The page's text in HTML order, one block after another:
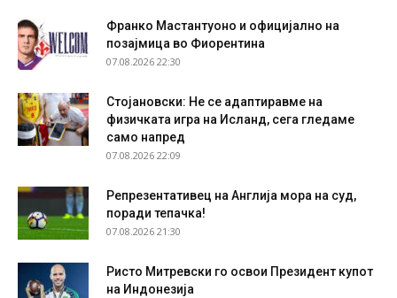
Франко Мастантуоно и официјално на
позајмица во Фиорентина
07.08.2026 22:30
Стојановски: Не се адаптиравме на
физичката игра на Исланд, сега гледаме
само напред
07.08.2026 22:09
Репрезентативец на Англија мора на суд,
поради тепачка!
07.08.2026 21:30
Ристо Митревски го освои Президент купот
на Индонезија